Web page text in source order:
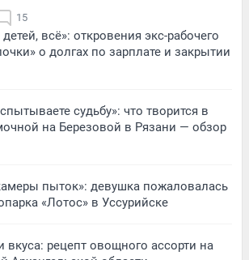
15
всё»: откровения экс-рабочего
о долгах по зарплате и закрытии
судьбу»: что творится в
на Березовой в Рязани — обзор
пыток»: девушка пожаловалась
«Лотос» в Уссурийске
вкуса: рецепт овощного ассорти на